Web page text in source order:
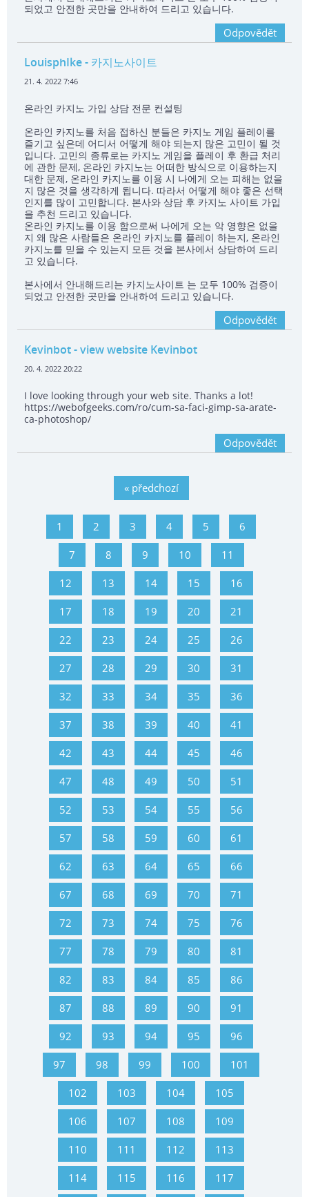
되었고 안전한 곳만을 안내하여 드리고 있습니다.
Odpovědět
LouisphIke- 카지노사이트
21. 4. 2022 7:46
온라인 카지노 가입 상담 전문 컨설팅
온라인 카지노를 처음 접하신 분들은 카지노 게임 플레이를
즐기고 싶은데 어디서 어떻게 해야 되는지 많은 고민이 될 것
입니다. 고민의 종류로는 카지노 게임을 플레이 후 환급 처리
에 관한 문제, 온라인 카지노는 어떠한 방식으로 이용하는지
대한 문제, 온라인 카지노를 이용 시 나에게 오는 피해는 없을
지 많은 것을 생각하게 됩니다. 따라서 어떻게 해야 좋은 선택
인지를 많이 고민합니다. 본사와 상담 후 카지노 사이트 가입
을 추천 드리고 있습니다.
온라인 카지노를 이용 함으로써 나에게 오는 악 영향은 없을
지 왜 많은 사람들은 온라인 카지노를 플레이 하는지, 온라인
카지노를 믿을 수 있는지 모든 것을 본사에서 상담하여 드리
고 있습니다.
본사에서 안내해드리는 카지노사이트 는 모두 100% 검증이
되었고 안전한 곳만을 안내하여 드리고 있습니다.
Odpovědět
Kevinbot- view website Kevinbot
20. 4. 2022 20:22
I love looking through your web site. Thanks a lot!
https://webofgeeks.com/ro/cum-sa-faci-gimp-sa-arate-
ca-photoshop/
Odpovědět
« předchozí
1 2 3 4 5 6
7 8 9 10 11
12 13 14 15 16
17 18 19 20 21
22 23 24 25 26
27 28 29 30 31
32 33 34 35 36
37 38 39 40 41
42 43 44 45 46
47 48 49 50 51
52 53 54 55 56
57 58 59 60 61
62 63 64 65 66
67 68 69 70 71
72 73 74 75 76
77 78 79 80 81
82 83 84 85 86
87 88 89 90 91
92 93 94 95 96
97 98 99 100 101
102 103 104 105
106 107 108 109
110 111 112 113
114 115 116 117